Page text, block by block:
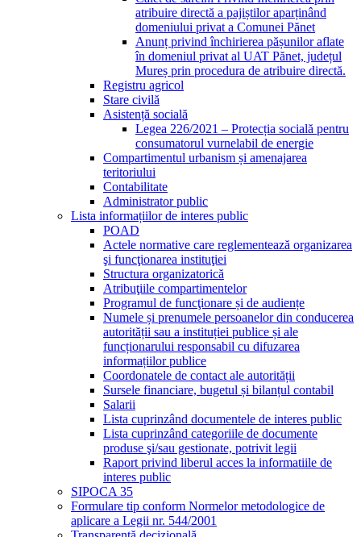
atribuire directă a pajiștilor aparținând
domeniului privat a Comunei Pănet
Anunț privind închirierea pășunilor aflate
în domeniul privat al UAT Pănet, județul
Mureș prin procedura de atribuire directă.
Registru agricol
Stare civilă
Asistență socială
Legea 226/2021 – Protecția socială pentru
consumatorul vurnelabil de energie
Compartimentul urbanism și amenajarea
teritoriului
Contabilitate
Administrator public
Lista informațiilor de interes public
POAD
Actele normative care reglementează organizarea
şi funcţionarea instituţiei
Structura organizatorică
Atribuţiile compartimentelor
Programul de funcţionare și de audiențe
Numele și prenumele persoanelor din conducerea
autorității sau a instituției publice și ale
funcționarului responsabil cu difuzarea
informațiilor publice
Coordonatele de contact ale autorității
Sursele financiare, bugetul și bilanțul contabil
Salarii
Lista cuprinzând documentele de interes public
Lista cuprinzând categoriile de documente
produse şi/sau gestionate, potrivit legii
Raport privind liberul acces la informatiile de
interes public
SIPOCA 35
Formulare tip conform Normelor metodologice de
aplicare a Legii nr. 544/2001